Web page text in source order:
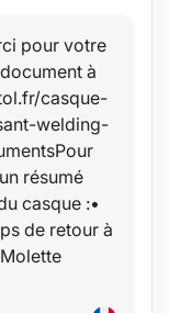
pour votre
à
casque-
welding-
résumé
casque :•
de retour à